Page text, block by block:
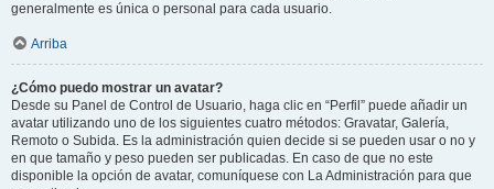
generalmente es única o personal para cada usuario.
Arriba
¿Cómo puedo mostrar un avatar?
Desde su Panel de Control de Usuario, haga clic en “Perfil” puede añadir un
avatar utilizando uno de los siguientes cuatro métodos: Gravatar, Galería,
Remoto o Subida. Es la administración quien decide si se pueden usar o no y
en que tamaño y peso pueden ser publicadas. En caso de que no este
disponible la opción de avatar, comuníquese con La Administración para que